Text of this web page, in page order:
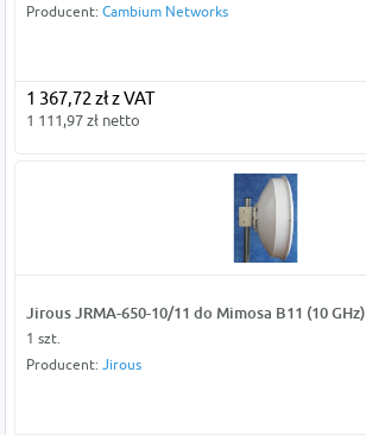
Producent: Cambium Networks
1 367,72 zł z VAT
1 111,97 zł netto
Jirous JRMA-650-10/11 do Mimosa B11 (10 GHz)
1 szt.
Producent: Jirous